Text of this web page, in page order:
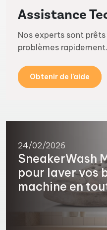
Assistance
Nos experts sont
problèmes rapidement.
Obtenir de l’aide
24/02/2026
SneakerWash
pour laver vos
machine en